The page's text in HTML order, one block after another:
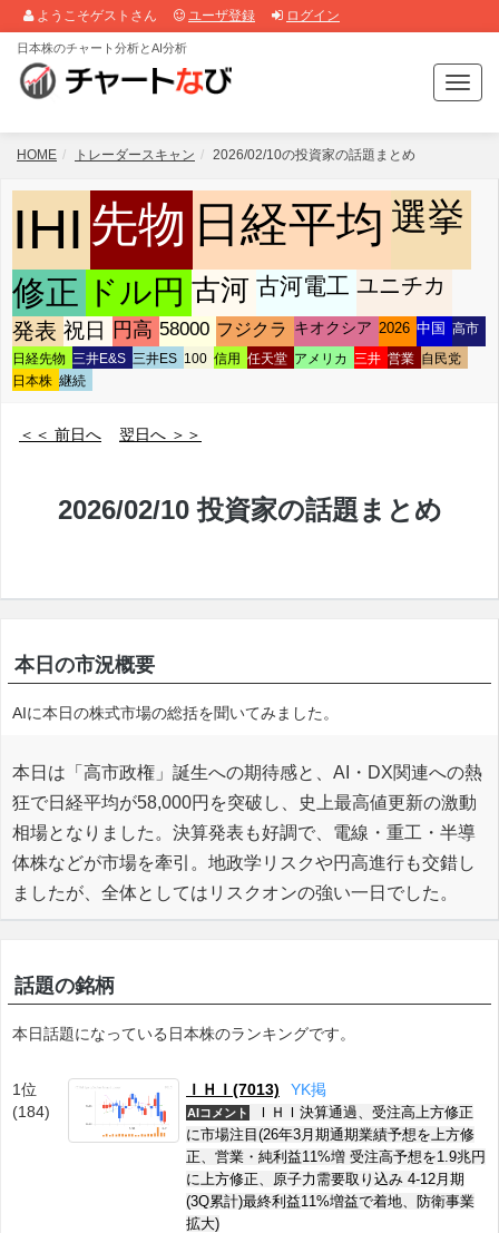
ようこそゲストさん ユーザ登録 ログイン
T
o
g
e
n
a
t
i
日本株のチャート分析とAI分析
HOME トレーダースキャン 2026/02/10の投資家の話題まとめ
IHI 先物 日経平均 選挙
修正 ドル円 古河 古河電工 ユニチカ
発表 祝日 円高 58000 フジクラ キオクシア 2026 中国 高市
日経先物 三井E&S 三井ES 100 信用 任天堂 アメリカ 三井 営業 自民党
日本株 継続
＜＜ 前日へ 翌日へ ＞＞
2026/02/10 投資家の話題まとめ
本日の市況概要
AIに本日の株式市場の総括を聞いてみました。
本日は「高市政権」誕生への期待感と、AI・DX関連への熱
狂で日経平均が58,000円を突破し、史上最高値更新の激動
相場となりました。決算発表も好調で、電線・重工・半導
体株などが市場を牽引。地政学リスクや円高進行も交錯し
ましたが、全体としてはリスクオンの強い一日でした。
話題の銘柄
本日話題になっている日本株のランキングです。
1位
(184)
ＩＨＩ(7013) YK掲
AIコメント
ＩＨＩ決算通過、受注高上方修正
に市場注目(26年3月期通期業績予想を上方修
正、営業・純利益11%増 受注高予想を1.9兆円
に上方修正、原子力需要取り込み 4-12月期
(3Q累計)最終利益11%増益で着地、防衛事業
拡大)